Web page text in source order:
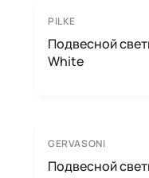
PILKE
Подвесной
White
GERVASONI
Подвесной